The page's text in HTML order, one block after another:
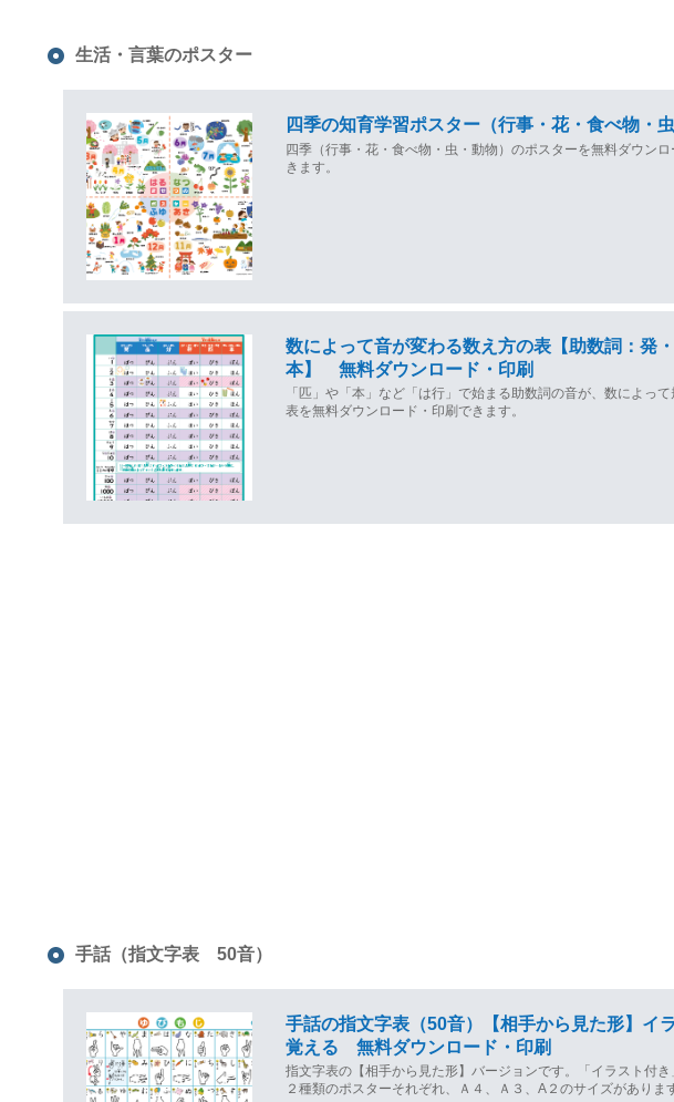
生活・言葉のポスター
四季の知育学習ポスター（行事・花・食べ物・虫
四季（行事・花・食べ物・虫・動物）のポスターを無料ダウン
きます。
数によって音が変わる数え方の表【助数詞：発
本】 無料ダウンロード・印刷
「匹」や「本」など「は行」で始まる助数詞の音が、数によっ
表を無料ダウンロード・印刷できます。
手話（指文字表 50音）
手話の指文字表（50音）【相手から見た形】イ
覚える 無料ダウンロード・印刷
指文字表の【相手から見た形】バージョンです。「イラスト付
２種類のポスターそれぞれ、Ａ４、Ａ３、A２のサイズがありま